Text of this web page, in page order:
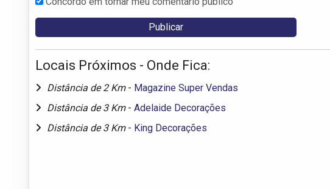
Locais Próximos - Onde Fica:
Distância de 2 Km - Magazine Super Vendas
Distância de 3 Km - Adelaide Decorações
Distância de 3 Km - King Decorações